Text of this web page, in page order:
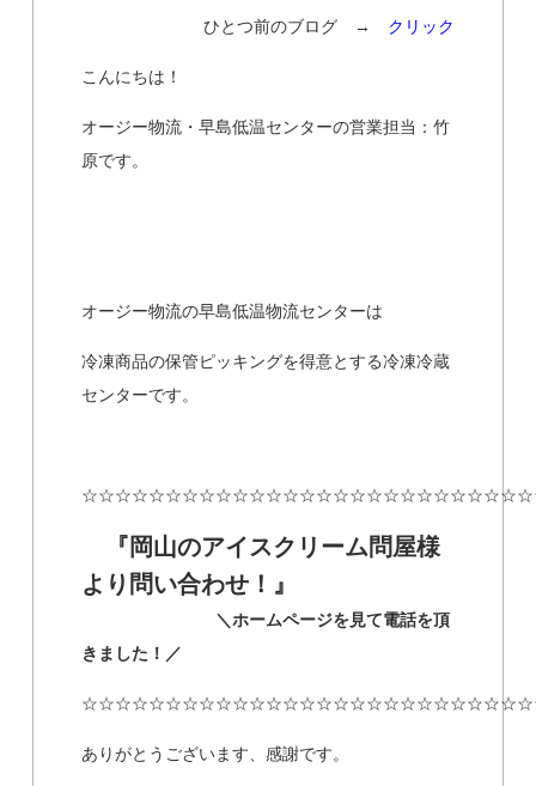
ひとつ前のブログ → クリック
こんにちは！
オージー物流・早島低温センターの営業担当：竹
原です。
オージー物流の早島低温物流センターは
冷凍商品の保管ピッキングを得意とする冷凍冷蔵
センターです。
『岡山のアイスクリーム問屋様
より問い合わせ！』
＼ホームページを見て電話を頂
きました！／
ありがとうございます、感謝です。